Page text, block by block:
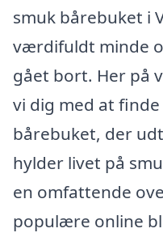
smuk bårebuket i
værdifuldt minde
gået bort. Her på
vi dig med at
bårebuket, der
hylder livet på
en omfattende
populære online